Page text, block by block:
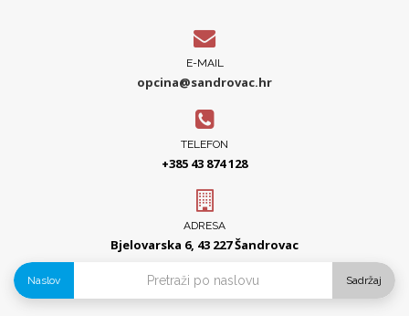
E-MAIL
opcina@sandrovac.hr
TELEFON
+385 43 874 128
ADRESA
Bjelovarska 6, 43 227 Šandrovac
Naslov Sadržaj